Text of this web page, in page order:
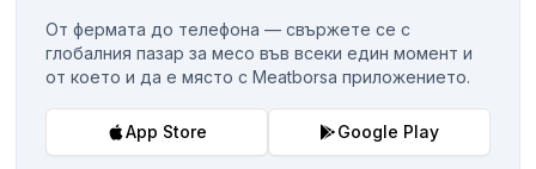
От фермата до телефона — свържете се с
глобалния пазар за месо във всеки един момент и
от което и да е място с Meatborsa приложението.
App Store Google Play